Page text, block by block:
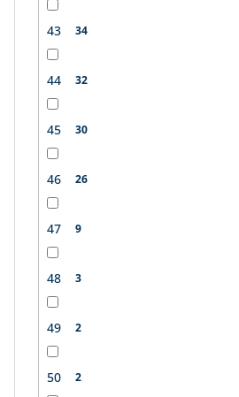
43 34
44 32
45 30
46 26
47 9
48 3
49 2
50 2